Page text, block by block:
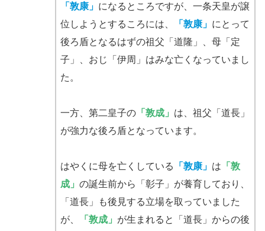
「敦康」 になるところですが、一条天皇が譲
位しようとするころには、
「敦康」 にとって
後ろ盾となるはずの祖父「道隆」、母「定
子」、おじ「伊周」はみな亡くなっていまし
た。
一方、第二皇子の「敦成」 は、祖父「道長」
が強力な後ろ盾となっています。
はやくに母を亡くしている 「敦康」 は 「敦
成」 の誕生前から「彰子」が養育しており、
「道長」も後見する立場を取っていました
が、
「敦成」 が生まれると「道長」からの後